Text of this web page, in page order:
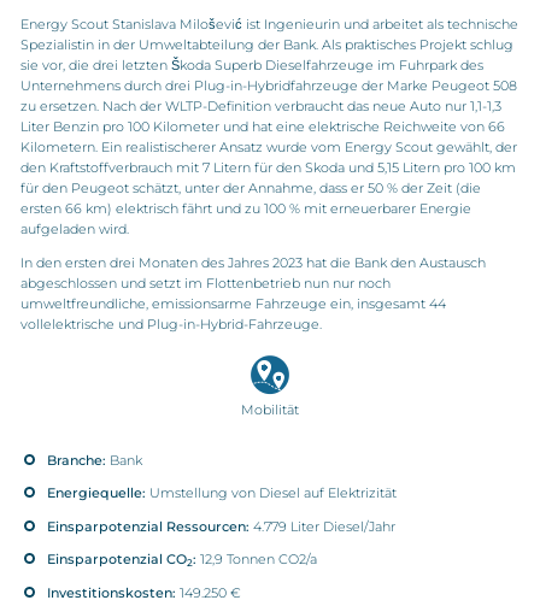
Energy Scout Stanislava Milošević ist Ingenieurin und arbeitet als technische
Spezialistin in der Umweltabteilung der Bank. Als praktisches Projekt schlug
sie vor, die drei letzten Škoda Superb Dieselfahrzeuge im Fuhrpark des
Unternehmens durch drei Plug-in-Hybridfahrzeuge der Marke Peugeot 508
zu ersetzen. Nach der WLTP-Definition verbraucht das neue Auto nur 1,1-1,3
Liter Benzin pro 100 Kilometer und hat eine elektrische Reichweite von 66
Kilometern. Ein realistischerer Ansatz wurde vom Energy Scout gewählt, der
den Kraftstoffverbrauch mit 7 Litern für den Skoda und 5,15 Litern pro 100 km
für den Peugeot schätzt, unter der Annahme, dass er 50 % der Zeit (die
ersten 66 km) elektrisch fährt und zu 100 % mit erneuerbarer Energie
aufgeladen wird.
In den ersten drei Monaten des Jahres 2023 hat die Bank den Austausch
abgeschlossen und setzt im Flottenbetrieb nun nur noch
umweltfreundliche, emissionsarme Fahrzeuge ein, insgesamt 44
vollelektrische und Plug-in-Hybrid-Fahrzeuge.
Mobilität
Branche: Bank
Energiequelle: Umstellung von Diesel auf Elektrizität
Einsparpotenzial Ressourcen: 4.779 Liter Diesel/Jahr
Einsparpotenzial CO2: 12,9 Tonnen CO2/a
Investitionskosten: 149.250 €